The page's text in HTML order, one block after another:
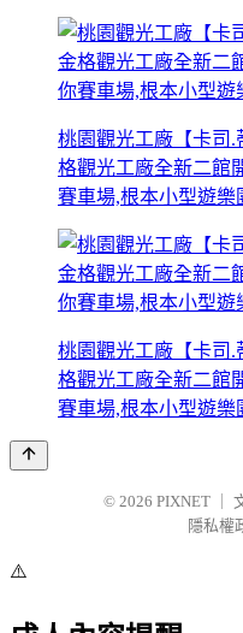
桃園觀光工廠【卡司.
格觀光工廠全新二館
賽車場,根本小型遊樂
桃園觀光工廠【卡司.
格觀光工廠全新二館
賽車場,根本小型遊樂
© 2026 PIXNET
隱私權
⚠️